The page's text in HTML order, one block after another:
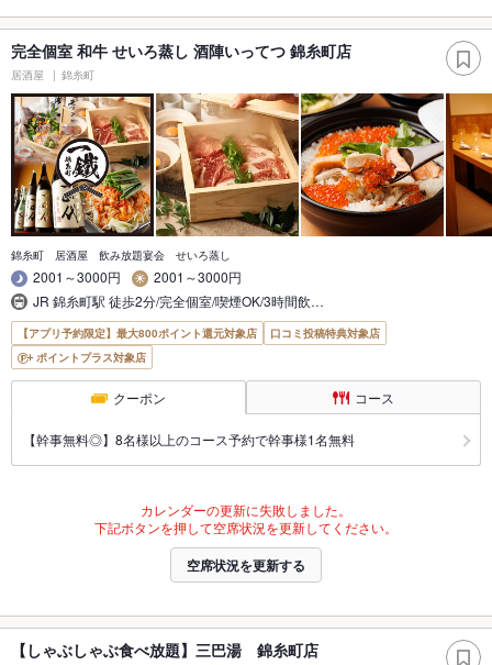
完全個室 和牛 せいろ蒸し 酒陣いってつ 錦糸町店
居酒屋 錦糸町
錦糸町 居酒屋 飲み放題宴会 せいろ蒸し
2001～3000円
2001～3000円
JR 錦糸町駅 徒歩2分/完全個室/喫煙OK/3時間飲…
【アプリ予約限定】最大800ポイント還元対象店
口コミ投稿特典対象店
ポイントプラス対象店
クーポン コース
【幹事無料◎】8名様以上のコース予約で幹事様1名無料
カレンダーの更新に失敗しました。
下記ボタンを押して空席状況を更新してください。
空席状況を更新する
【しゃぶしゃぶ食べ放題】三巴湯 錦糸町店